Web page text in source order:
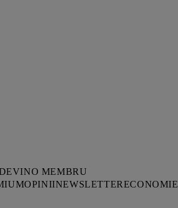
MEMBRU
OPINIINEWSLETTERECONOMIE